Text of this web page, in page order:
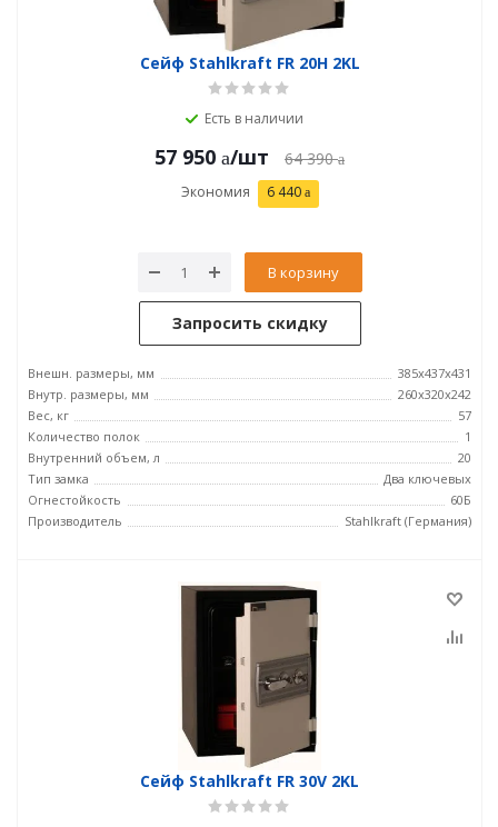
Сейф Stahlkraft FR 20H 2KL
Есть в наличии
57 950 /шт 64 390
Экономия 6 440
В корзину
Запросить скидку
Внешн. размеры, мм
385x437x431
Внутр. размеры, мм
260x320x242
Вес, кг
57
Количество полок
1
Внутренний объем, л
20
Тип замка
Два ключевых
Огнестойкость
60Б
Производитель
Stahlkraft (Германия)
Сейф Stahlkraft FR 30V 2KL